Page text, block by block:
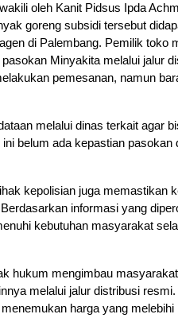
oleh Kanit Pidsus Ipda
goreng subsidi tersebut
di Palembang. Pemilik toko
Minyakita melalui jalur
pemesanan, namun
melalui dinas terkait agar
belum ada kepastian pasokan
kepolisian juga memastikan
informasi yang
kebutuhan masyarakat
hukum mengimbau
melalui jalur distribusi
harga yang